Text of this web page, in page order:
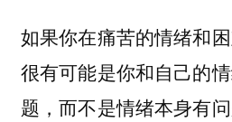
如果你在痛苦的情绪和
很有可能是你和自己的
题，而不是情绪本身有